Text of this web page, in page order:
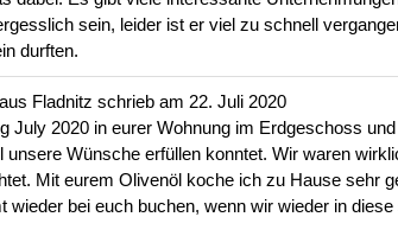
sein, leider ist er viel zu schnell
durften.
aus Fladnitz schrieb am 22. Juli 2020
July 2020 in eurer Wohnung im Erdgeschoss
unsere Wünsche erfüllen konntet. Wir waren
Mit eurem Olivenöl koche ich zu Hause sehr
wieder bei euch buchen, wenn wir wieder in